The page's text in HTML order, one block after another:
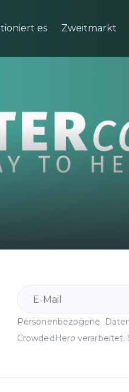
es Zweitmarkt
Personenbezogene
CrowdedHero verarbeitet.